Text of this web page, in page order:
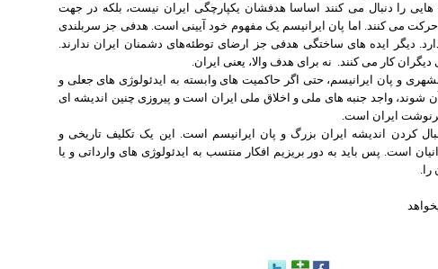
را دنبال می کنند اساسا هدفشان یکپارچگی ایران نیست، بلکه در جهت
حرکت می کنند. اما پان ایرانیسم یک مفهوم خود آیینی است. هدفی جز سربلندی
دیگر ایده های ساختگی هدفی جز ارضای توطئه‌های دشمنان ایران ندارند.
دیگران کار می کنند. نه برای هدف والا، یعنی ایران.
و پان ایرانیسم، حتی اگر حاکمیت های وابسته به ایدئولوژی های جعلی و
شوند، واجد جنبه های ملی و اخلاق ملی ایران است و پیروزی چنین اندیشه ای
ایران است.
کردن اندیشه ایران بزرگ و پان ایرانیسم است. این یک تکلیف تاریخی و
است. پس باید به دور بریزیم افکار منتسب به ایدئولوژی های وارداتی و یا
را.